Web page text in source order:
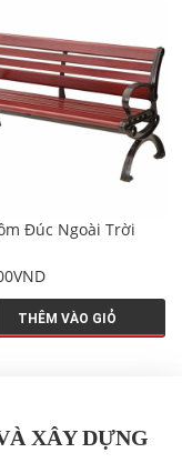
Đúc Ngoài Trời
THÊM VÀO GIỎ
XÂY DỰNG